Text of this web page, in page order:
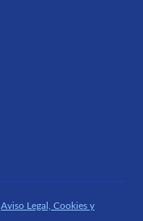
Aviso Legal, Cookies y